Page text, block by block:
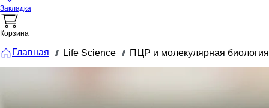
Закладка
Корзина
Главная /// Life Science /// ПЦР и молекулярная биология